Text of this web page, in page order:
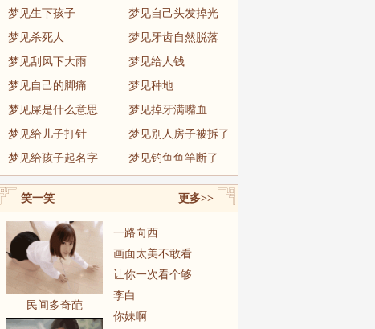
梦见生下孩子
梦见自己头发掉光
梦见杀死人
梦见牙齿自然脱落
梦见刮风下大雨
梦见给人钱
梦见自己的脚痛
梦见种地
梦见屎是什么意思
梦见掉牙满嘴血
梦见给儿子打针
梦见别人房子被拆了
梦见给孩子起名字
梦见钓鱼鱼竿断了
更多>>
笑一笑
民间多奇葩
一路向西
画面太美不敢看
让你一次看个够
李白
你妹啊